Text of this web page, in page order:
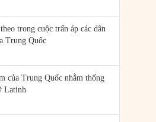
trong cuộc trấn áp các dân
Trung Quốc
của Trung Quốc nhằm thống
Latinh